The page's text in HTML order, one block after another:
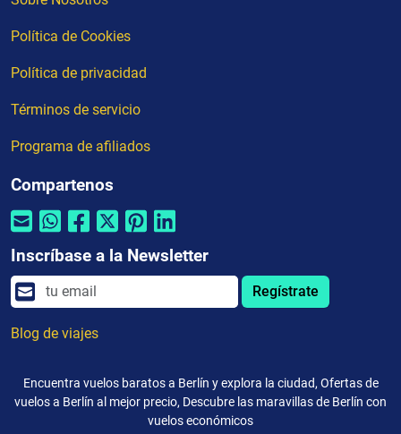
Política de Cookies
Política de privacidad
Términos de servicio
Programa de afiliados
Compartenos
Inscríbase a la Newsletter
Regístrate
Blog de viajes
Encuentra vuelos baratos a Berlín y explora la ciudad, Ofertas de
vuelos a Berlín al mejor precio, Descubre las maravillas de Berlín con
vuelos económicos